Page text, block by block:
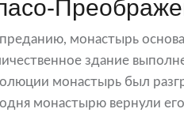
монастырь
здание
монастырь был
монастырю вернули